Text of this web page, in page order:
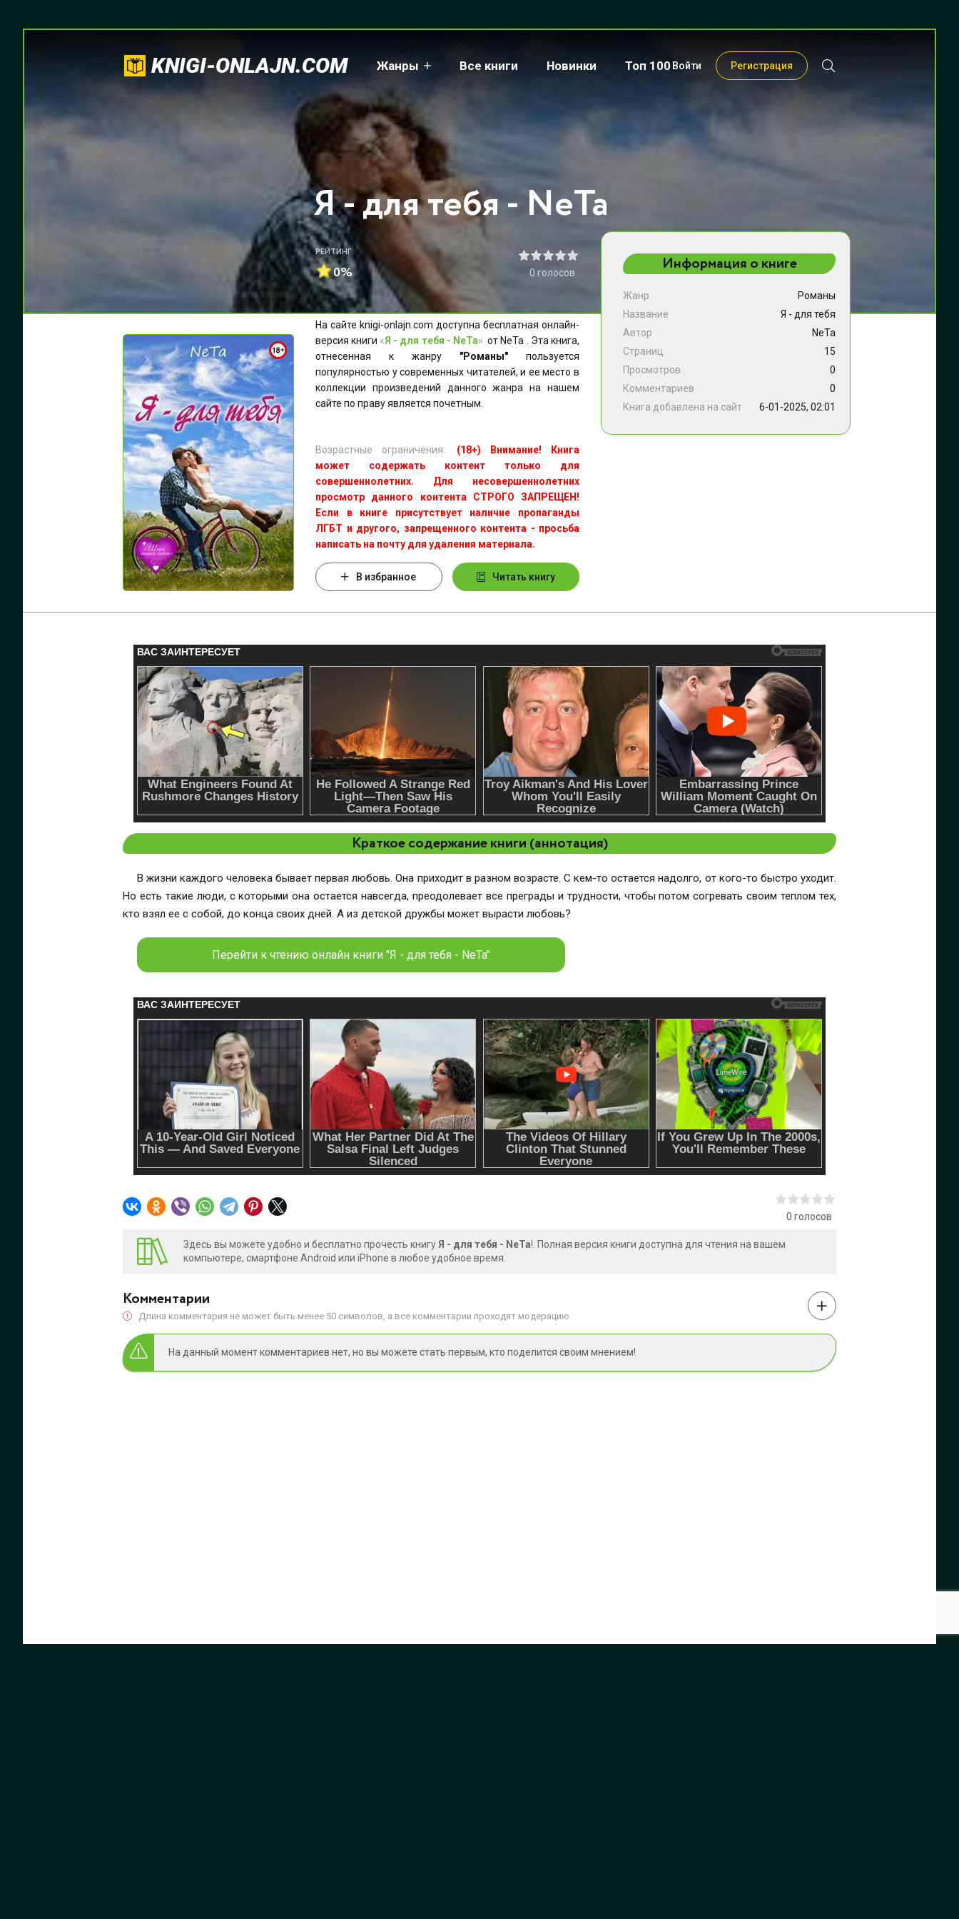
KNIGI-ONLAJN.COM Жанры Все книги Новинки Топ 100 Войти Регистрация
Я - для тебя - NeTa
РЕЙТИНГ
0% 0 голосов
На сайте knigi-onlajn.com доступна бесплатная онлайн-
версия книги «Я - для тебя - NeTa» от NeTa . Эта книга,
отнесенная к жанру "Романы" пользуется
популярностью у современных читателей, и ее место в
коллекции произведений данного жанра на нашем
сайте по праву является почетным.
Возрастные ограничения:
(18+) Внимание! Книга
может содержать контент только для
совершеннолетних. Для несовершеннолетних
просмотр данного контента СТРОГО ЗАПРЕЩЕН!
Если в книге присутствует наличие пропаганды
ЛГБТ и другого, запрещенного контента - просьба
написать на почту для удаления материала.
В избранное Читать книгу
Информация о книге
Жанр
Романы
Название
Я - для тебя
Автор
NeTa
Страниц
15
Просмотров
0
Комментариев
0
Книга добавлена на сайт
6-01-2025, 02:01
Краткое содержание книги (аннотация)
В жизни каждого человека бывает первая любовь. Она приходит в разном возрасте. С кем-то остается надолго, от кого-то быстро уходит.
Но есть такие люди, с которыми она остается навсегда, преодолевает все преграды и трудности, чтобы потом согревать своим теплом тех,
кто взял ее с собой, до конца своих дней. А из детской дружбы может вырасти любовь?
Перейти к чтению онлайн книги "Я - для тебя - NeTa"
0 голосов
Здесь вы можете удобно и бесплатно прочесть книгу Я - для тебя - NeTa!. Полная версия книги доступна для чтения на вашем
компьютере, смартфоне Android или iPhone в любое удобное время.
Комментарии
Длина комментария не может быть менее 50 символов, а все комментарии проходят модерацию.
На данный момент комментариев нет, но вы можете стать первым, кто поделится своим мнением!